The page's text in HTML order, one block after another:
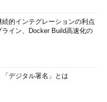
的インテグレーションの利点
ライン、Docker Build高速化の
「デジタル署名」とは